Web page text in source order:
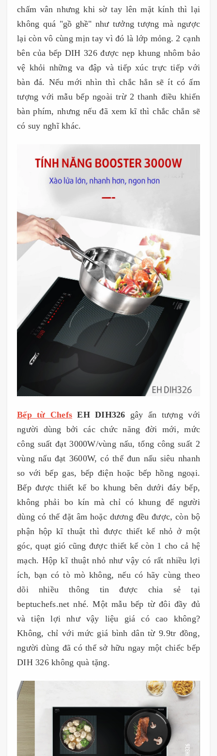
chấm vân nhưng khi sờ tay lên mặt kính thì lại
không quá "gồ ghề" như tưởng tượng mà ngược
lại còn vô cùng mịn tay vì đó là lớp mỏng. 2 cạnh
bên của bếp DIH 326 được nẹp khung nhôm bảo
vệ khỏi những va đập và tiếp xúc trực tiếp với
bàn đá. Nếu mới nhìn thì chắc hẳn sẽ ít có ấm
tượng với mẫu bếp ngoài trừ 2 thanh điều khiển
bàn phím, nhưng nếu đã xem kĩ thì chắc chắn sẽ
có suy nghĩ khác.
Bếp từ Chefs EH DIH326 gây ấn tượng với
người dùng bởi các chức năng đời mới, mức
công suất đạt 3000W/vùng nấu, tổng công suất 2
vùng nấu đạt 3600W, có thể đun nấu siêu nhanh
so với bếp gas, bếp điện hoặc bếp hồng ngoại.
Bếp được thiết kế bo khung bên dưới đáy bếp,
không phải bo kín mà chỉ có khung để người
dùng có thể đặt âm hoặc dương đều được, còn bộ
phận hộp kĩ thuật thì được thiết kế nhỏ ở một
góc, quạt gió cũng được thiết kế còn 1 cho cả hệ
mạch. Hộp kĩ thuật nhỏ như vậy có rất nhiều lợi
ích, bạn có tò mò không, nếu có hãy cùng theo
dõi nhiều thông tin được chia sẻ tại
beptuchefs.net nhé. Một mẫu bếp từ đôi đầy đủ
và tiện lợi như vậy liệu giá có cao không?
Không, chỉ với mức giá bình dân từ 9.9tr đồng,
người dùng đã có thể sở hữu ngay một chiếc bếp
DIH 326 không quà tặng.